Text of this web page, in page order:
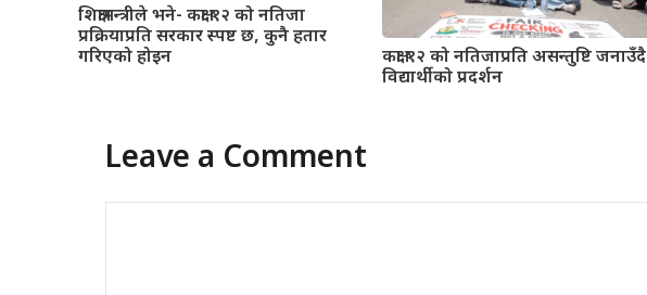
शिक्षामन्त्रीले भने- कक्षा १२ को नतिजा
प्रक्रियाप्रति सरकार स्पष्ट छ, कुनै हतार
गरिएको होइन
कक्षा १२ को नतिजाप्रति असन्तुष्टि जनाउँदै
विद्यार्थीको प्रदर्शन
Leave a Comment